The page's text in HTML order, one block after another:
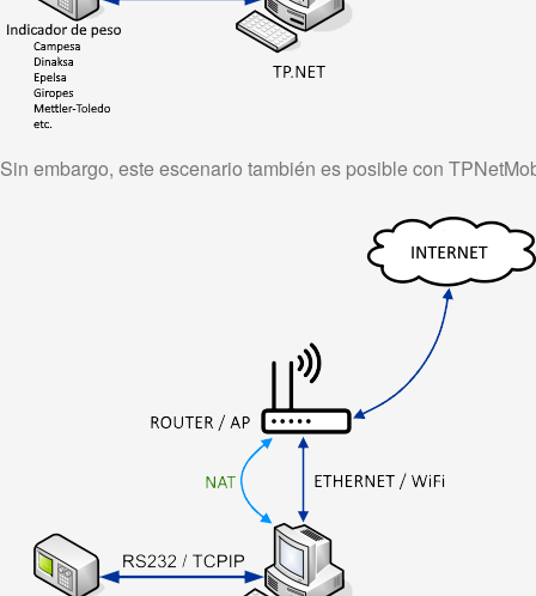
Sin embargo, este escenario también es posible con